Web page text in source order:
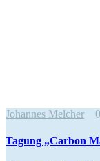
Johannes Melcher
Tagung „Carbon